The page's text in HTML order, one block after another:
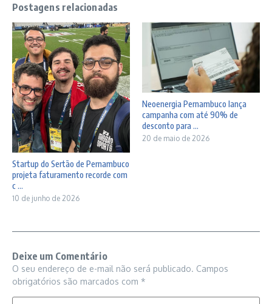
Postagens relacionadas
Startup do Sertão de Pernambuco
projeta faturamento recorde com
c ...
10 de junho de 2026
Neoenergia Pernambuco lança
campanha com até 90% de
desconto para ...
20 de maio de 2026
Deixe um Comentário
O seu endereço de e-mail não será publicado. Campos
obrigatórios são marcados com *